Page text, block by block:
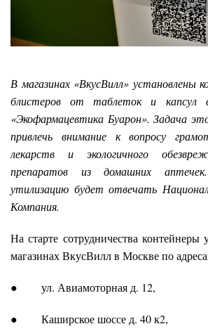
В магазинах «ВкусВилл» установлены
блистеров от таблеток и капсул
«Экофармацевтика Буарон». Задача
привлечь внимание к вопросу
лекарств и экологичного
препаратов из домашних
утилизацию будет отвечать
Компания.
На старте сотрудничества контейнеры
магазинах ВкусВилл в Москве по
● ул. Авиамоторная д. 12,
● Каширское шоссе д. 40 к2,